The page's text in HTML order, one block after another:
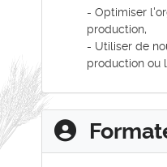
- Optimiser
production,
- Utiliser de
production ou